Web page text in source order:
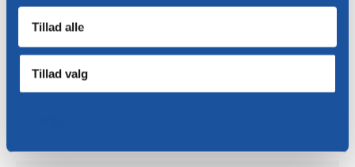
Tillad alle
Tillad valg
Sende